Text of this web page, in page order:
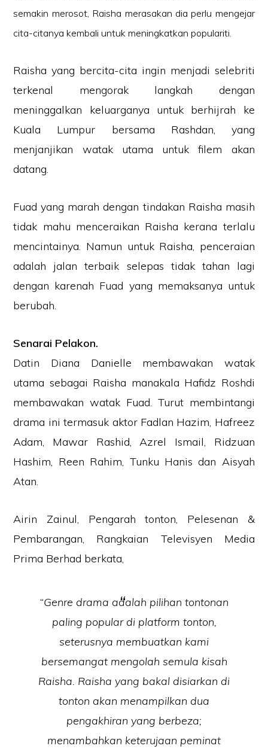
semakin merosot, Raisha merasakan dia perlu mengejar
cita-citanya kembali untuk meningkatkan populariti.
Raisha yang bercita-cita ingin menjadi selebriti
terkenal mengorak langkah dengan
meninggalkan keluarganya untuk berhijrah ke
Kuala Lumpur bersama Rashdan, yang
menjanjikan watak utama untuk filem akan
datang.
Fuad yang marah dengan tindakan Raisha masih
tidak mahu menceraikan Raisha kerana terlalu
mencintainya. Namun untuk Raisha, penceraian
adalah jalan terbaik selepas tidak tahan lagi
dengan karenah Fuad yang memaksanya untuk
berubah.
Senarai Pelakon.
Datin Diana Danielle membawakan watak
utama sebagai Raisha manakala Hafidz Roshdi
membawakan watak Fuad. Turut membintangi
drama ini termasuk aktor Fadlan Hazim, Hafreez
Adam, Mawar Rashid, Azrel Ismail, Ridzuan
Hashim, Reen Rahim, Tunku Hanis dan Aisyah
Atan.
Airin Zainul, Pengarah tonton, Pelesenan &
Pembarangan, Rangkaian Televisyen Media
Prima Berhad berkata,
“Genre drama adalah pilihan tontonan
paling popular di platform tonton,
seterusnya membuatkan kami
bersemangat mengolah semula kisah
Raisha. Raisha yang bakal disiarkan di
tonton akan menampilkan dua
pengakhiran yang berbeza;
menambahkan keterujaan peminat